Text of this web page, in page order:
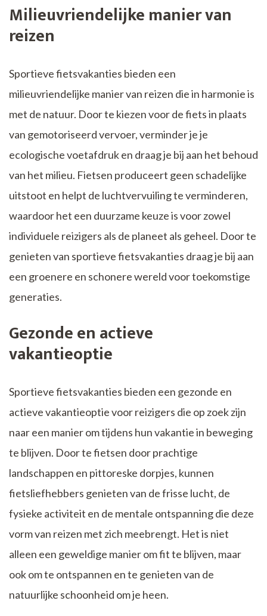
Milieuvriendelijke manier van
reizen
Sportieve fietsvakanties bieden een
milieuvriendelijke manier van reizen die in harmonie is
met de natuur. Door te kiezen voor de fiets in plaats
van gemotoriseerd vervoer, verminder je je
ecologische voetafdruk en draag je bij aan het behoud
van het milieu. Fietsen produceert geen schadelijke
uitstoot en helpt de luchtvervuiling te verminderen,
waardoor het een duurzame keuze is voor zowel
individuele reizigers als de planeet als geheel. Door te
genieten van sportieve fietsvakanties draag je bij aan
een groenere en schonere wereld voor toekomstige
generaties.
Gezonde en actieve
vakantieoptie
Sportieve fietsvakanties bieden een gezonde en
actieve vakantieoptie voor reizigers die op zoek zijn
naar een manier om tijdens hun vakantie in beweging
te blijven. Door te fietsen door prachtige
landschappen en pittoreske dorpjes, kunnen
fietsliefhebbers genieten van de frisse lucht, de
fysieke activiteit en de mentale ontspanning die deze
vorm van reizen met zich meebrengt. Het is niet
alleen een geweldige manier om fit te blijven, maar
ook om te ontspannen en te genieten van de
natuurlijke schoonheid om je heen.